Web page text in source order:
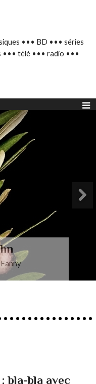
••• BD ••• séries
••• télé ••• radio •••
bla-bla avec